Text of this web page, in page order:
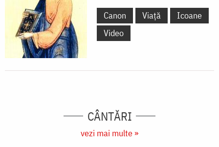
Canon Viață
Icoane
Video
CÂNTĂRI
vezi mai multe »